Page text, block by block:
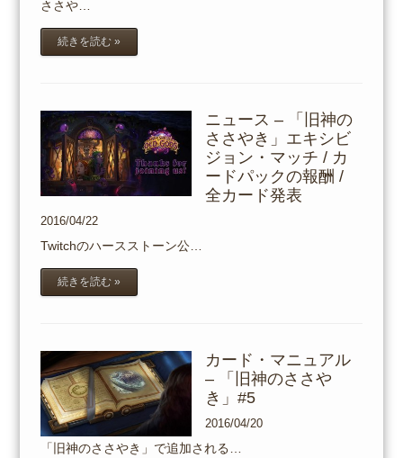
ささや…
続きを読む »
ニュース – 「旧神の
ささやき」エキシビ
ジョン・マッチ / カ
ードパックの報酬 /
全カード発表
2016/04/22
Twitchのハースストーン公…
続きを読む »
カード・マニュアル
– 「旧神のささや
き」#5
2016/04/20
「旧神のささやき」で追加される…